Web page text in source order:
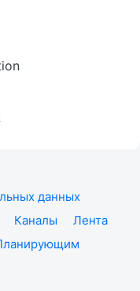
данных
Каналы
Лента